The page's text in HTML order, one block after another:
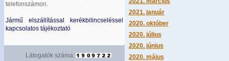
telefonszámon.
Jármű elszállítással kerékbilincseléssel
kapcsolatos tájékoztató
Látogatók száma:
2021. január
2020. október
2020. július
2020. június
2020. május